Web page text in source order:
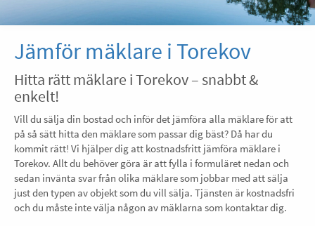
Jämför mäklare i Torekov
Hitta rätt mäklare i Torekov – snabbt &
enkelt!
Vill du sälja din bostad och inför det jämföra alla mäklare för att
på så sätt hitta den mäklare som passar dig bäst? Då har du
kommit rätt! Vi hjälper dig att kostnadsfritt jämföra mäklare i
Torekov. Allt du behöver göra är att fylla i formuläret nedan och
sedan invänta svar från olika mäklare som jobbar med att sälja
just den typen av objekt som du vill sälja. Tjänsten är kostnadsfri
och du måste inte välja någon av mäklarna som kontaktar dig.